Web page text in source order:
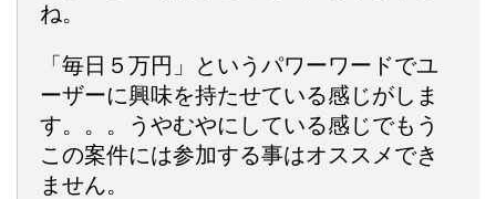
ね。
「毎日５万円」というパワーワードでユ
ーザーに興味を持たせている感じがしま
す。。。うやむやにしている感じでもう
この案件には参加する事はオススメでき
ません。